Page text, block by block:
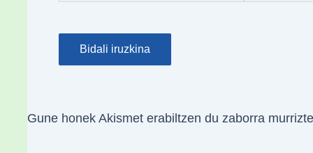
Gune honek Akismet erabiltzen du zaborra